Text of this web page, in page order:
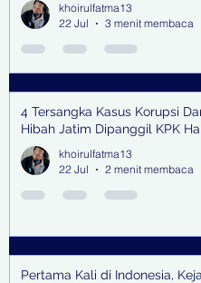
khoirulfatma13
22 Jul
3 menit membaca
4 Tersangka Kasus Korupsi
Hibah Jatim Dipanggil KPK
khoirulfatma13
22 Jul
2 menit membaca
Pertama Kali di Indonesia,